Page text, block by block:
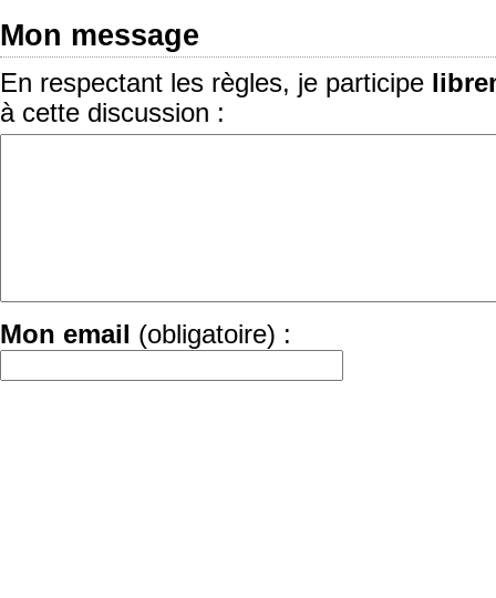
Mon message
En respectant les règles, je participe
à cette discussion :
Mon email (obligatoire) :